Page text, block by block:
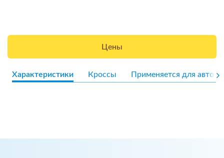
Цены
Характеристики Кроссы Применяется для авто